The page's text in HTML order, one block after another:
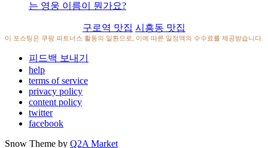
는 영웅 이름이 뭔가요?
구로역 맛집 시흥동 맛집
이 포스팅은 쿠팡 파트너스 활동의 일환으로, 이에 따른 일정액의 수수료를 제공받습니다.
피드백 보내기
help
terms of service
privacy policy
content policy
twitter
facebook
Snow Theme by Q2A Market